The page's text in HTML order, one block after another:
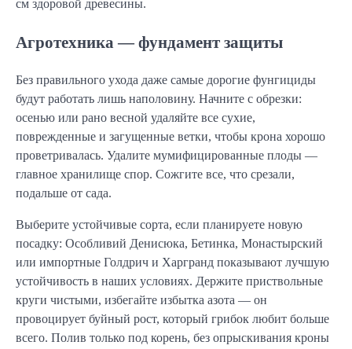
см здоровой древесины.
Агротехника — фундамент защиты
Без правильного ухода даже самые дорогие фунгициды
будут работать лишь наполовину. Начните с обрезки:
осенью или рано весной удаляйте все сухие,
поврежденные и загущенные ветки, чтобы крона хорошо
проветривалась. Удалите мумифицированные плоды —
главное хранилище спор. Сожгите все, что срезали,
подальше от сада.
Выберите устойчивые сорта, если планируете новую
посадку: Особливий Денисюка, Бетинка, Монастырский
или импортные Голдрич и Харгранд показывают лучшую
устойчивость в наших условиях. Держите приствольные
круги чистыми, избегайте избытка азота — он
провоцирует буйный рост, который грибок любит больше
всего. Полив только под корень, без опрыскивания кроны